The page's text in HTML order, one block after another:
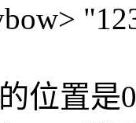
位置